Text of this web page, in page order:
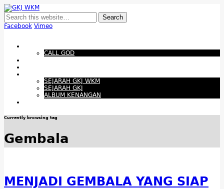
Membangun Gereja Kokoh melalui Pelayanan Holistik, Teknologi, dan
Budaya Apresiatif
Facebook Vimeo
CALL GOD
SEJARAH GKJ WKM
SEJARAH GKJ
ALBUM KENANGAN
Currently browsing tag
Gembala
MENJADI GEMBALA YANG SIAP